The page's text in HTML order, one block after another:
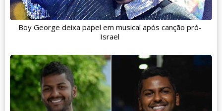
Boy George deixa papel em musical após canção pró-
Israel